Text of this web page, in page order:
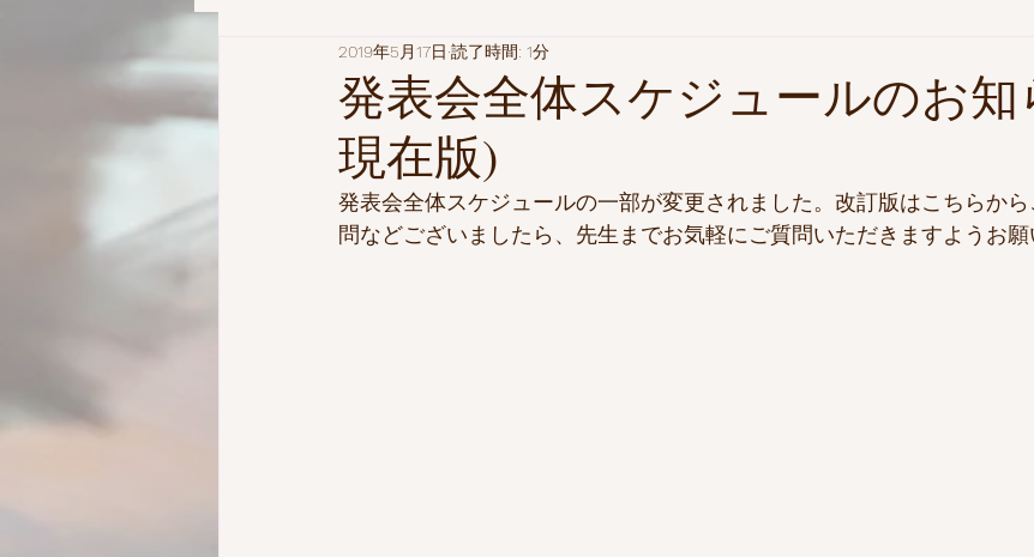
発表会全体スケジュールのお知
現在版)
2019年5月17日 読了時間: 1分
発表会全体スケジュールの一部が変更されました。改訂版はこちらか
問などございましたら、先生までお気軽にご質問いただきますようお願